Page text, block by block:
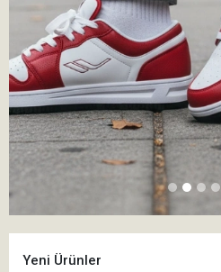
Yeni Ürünler